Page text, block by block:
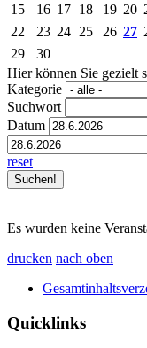
15
16 17 18 19 20
22
23 24 25 26 27
29
30
Hier können Sie gezielt
Kategorie
Suchwort
Datum
reset
Es wurden keine
drucken nach oben
Quicklinks